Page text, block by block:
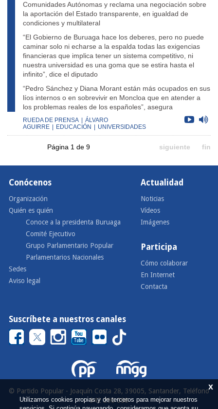
Comunidades Autónomas y reclama una negociación sobre
la aportación del Estado transparente, en igualdad de
condiciones y multilateral
“El Gobierno de Buruaga hace los deberes, pero no puede
caminar solo ni echarse a la espalda todas las exigencias
financieras que implica tener un sistema competitivo, ni
nuestra universidad es una goma que se estira hasta el
infinito”, dice el diputado
“Pedro Sánchez y Diana Morant están más ocupados en sus
líos internos o en sobrevivir en Moncloa que en atender a
los problemas reales de los españoles”, asegura
RUEDA DE PRENSA
ÁLVARO
AGUIRRE
EDUCACIÓN UNIVERSIDADES
Página 1 de 9 siguiente fin
Conócenos
Organización
Quién es quién
Conoce a la presidenta Buruaga
Comité Ejecutivo
Grupo Parlamentario Popular
Parlamentarios Nacionales
Sedes
Aviso legal
Actualidad
Noticias
Vídeos
Imágenes
Participa
Cómo colaborar
En Internet
Contacta
Suscríbete a nuestros canales
© Partido Popular - Joaquín Costa 28, 39005, Santander, Teléfono
942 290 000
x
Utilizamos cookies propias y de terceros para mejorar nuestros